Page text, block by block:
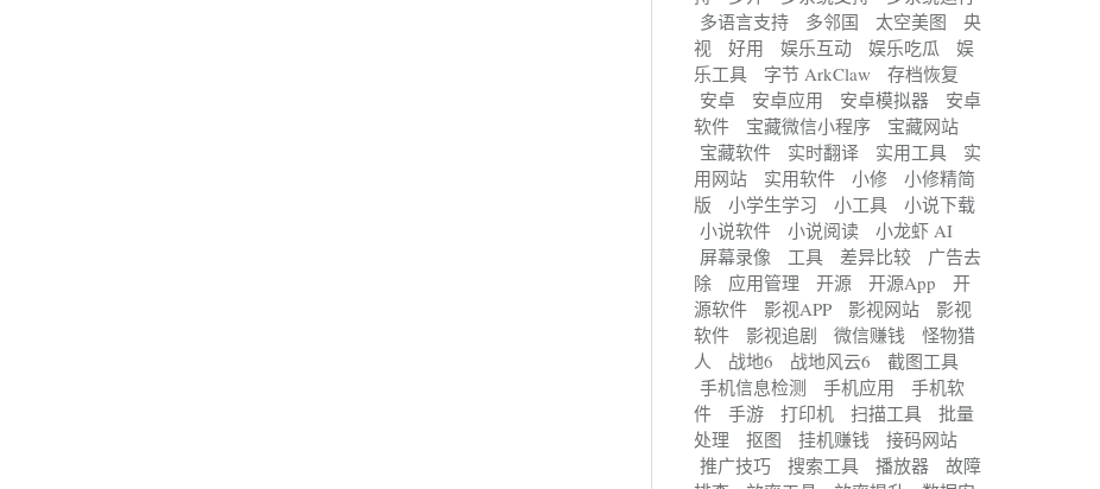
多语言支持
多邻国 太空美图
央
视
好用 娱乐互动 娱乐吃瓜
娱
乐工具
字节 ArkClaw
存档恢复
安卓
安卓应用 安卓模拟器
安卓
软件
宝藏微信小程序
宝藏网站
宝藏软件
实时翻译 实用工具
实
用网站
实用软件 小修
小修精简
版
小学生学习 小工具
小说下载
小说软件
小说阅读
小龙虾 AI
屏幕录像
工具 差异比较
广告去
除
应用管理 开源 开源App
开
源软件
影视APP 影视网站
影视
软件
影视追剧 微信赚钱
怪物猎
人
战地6 战地风云6
截图工具
手机信息检测
手机应用
手机软
件
手游 打印机 扫描工具
批量
处理
抠图 挂机赚钱
接码网站
推广技巧
搜索工具 播放器
故障